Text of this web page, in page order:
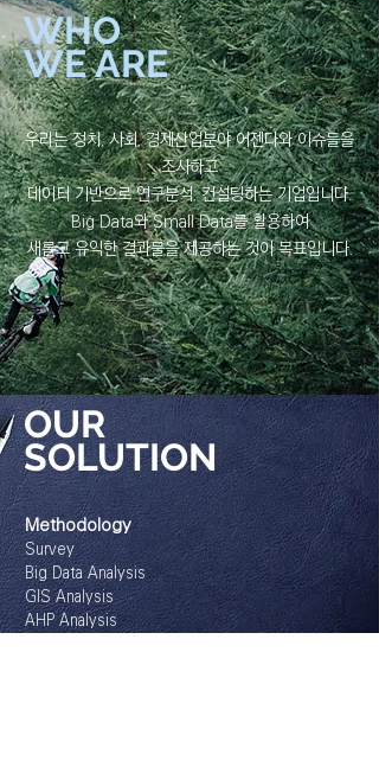
WHO
WE ARE
우리는 정치, 사회, 경제산업분야 어젠다와 이슈들을
조사하고
데이터 기반으로 연구분석, 컨설팅하는 기업입니다.
Big Data와 Small Data를 활용하여
새롭고 유익한 결과물을 제공하는 것이 목표입니다.
OUR
SOLUTION
Methodology
Survey
Big Data Analysis
GIS Analysis
AHP Analysis